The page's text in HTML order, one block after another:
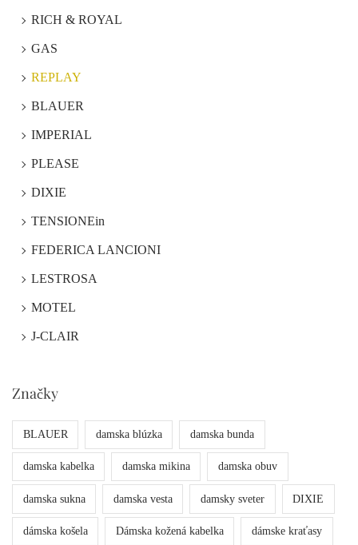
RICH & ROYAL
GAS
REPLAY
BLAUER
IMPERIAL
PLEASE
DIXIE
TENSIONEin
FEDERICA LANCIONI
LESTROSA
MOTEL
J-CLAIR
Značky
BLAUER damska blúzka damska bunda
damska kabelka damska mikina damska obuv
damska sukna damska vesta damsky sveter DIXIE
dámska košela Dámska kožená kabelka dámske kraťasy